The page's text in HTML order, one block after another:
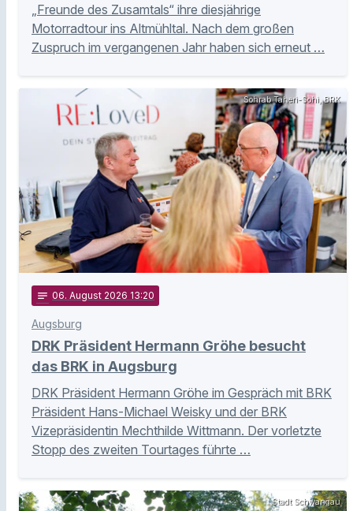
„Freunde des Zusamtals“ ihre diesjährige
Motorradtour ins Altmühltal. Nach dem großen
Zuspruch im vergangenen Jahr haben sich erneut …
Sohrab Taheri-Sohi, BRK
notes 06. August 2026 13:20
Augsburg
DRK Präsident Hermann Gröhe besucht
das BRK in Augsburg
DRK Präsident Hermann Gröhe im Gespräch mit BRK
Präsident Hans-Michael Weisky und der BRK
Vizepräsidentin Mechthilde Wittmann. Der vorletzte
Stopp des zweiten Tourtages führte …
Stadt Schwangau